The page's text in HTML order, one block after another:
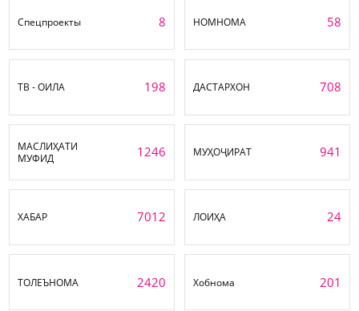
Спецпроекты 8 НОМНОМА 58
ТВ - ОИЛА 198 ДАСТАРХОН 708
МАСЛИҲАТИ
МУФИД
1246 МУҲОҶИРАТ 941
ХАБАР 7012 ЛОИҲА 24
ТОЛЕЪНОМА 2420 Хобнома 201